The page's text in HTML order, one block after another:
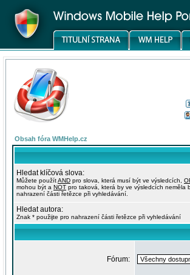
Obsah fóra WMHelp.cz
Hledat klíčová slova:
Můžete použítAND pro slova, která musí být ve výsledcích,
mohou být a NOT pro taková, která by ve výsledcích neměla
nahrazení části řetězce při vyhledávání.
Hledat autora:
Znak * použijte pro nahrazení části řetězce při vyhledávání
Fórum: